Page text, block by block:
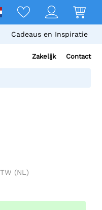
Cadeaus en Inspiratie
Zakelijk Contact
(NL)